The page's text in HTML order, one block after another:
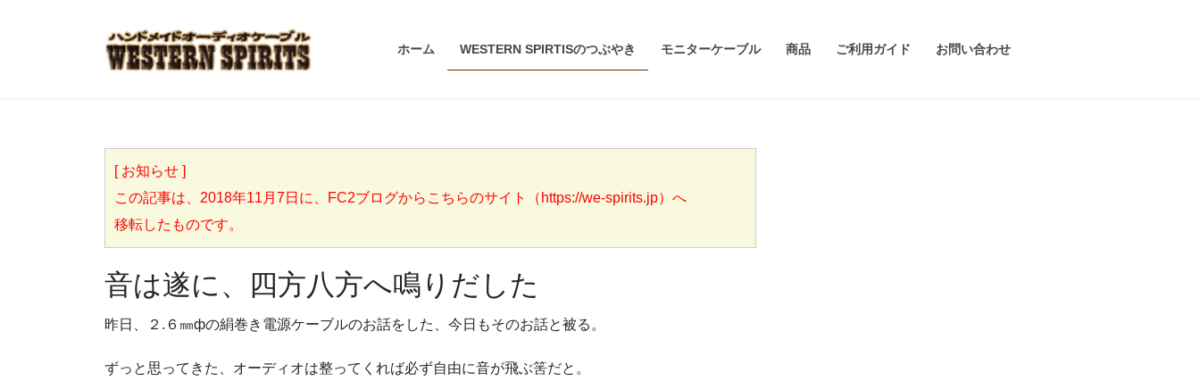
ホーム WESTERN SPIRTISのつぶやき モニターケーブル 商品 ご利用ガイド お問い合わせ
[ お知らせ ]
この記事は、2018年11月7日に、FC2ブログからこちらのサイト（https://we-spirits.jp）へ
移転したものです。
音は遂に、四方八方へ鳴りだした
昨日、２.６㎜фの絹巻き電源ケーブルのお話をした、今日もそのお話と被る。
ずっと思ってきた、オーディオは整ってくれば必ず自由に音が飛ぶ筈だと。